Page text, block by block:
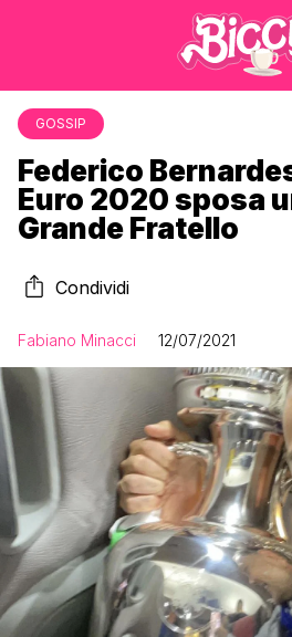
GOSSIP
Federico
Euro 2020 sposa
Grande Fratello
Condividi
Fabiano Minacci 12/07/2021